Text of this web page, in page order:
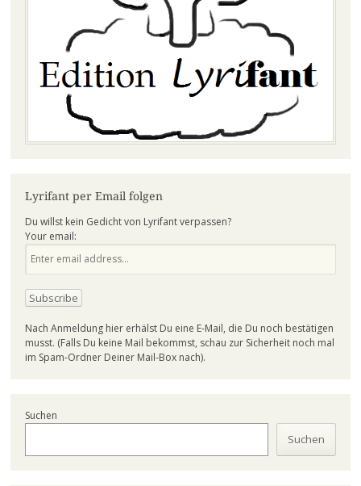
Lyrifant per Email folgen
Du willst kein Gedicht von Lyrifant verpassen?
Your email:
Nach Anmeldung hier erhälst Du eine E-Mail, die Du noch bestätigen
musst. (Falls Du keine Mail bekommst, schau zur Sicherheit noch mal
im Spam-Ordner Deiner Mail-Box nach).
Suchen
Suchen